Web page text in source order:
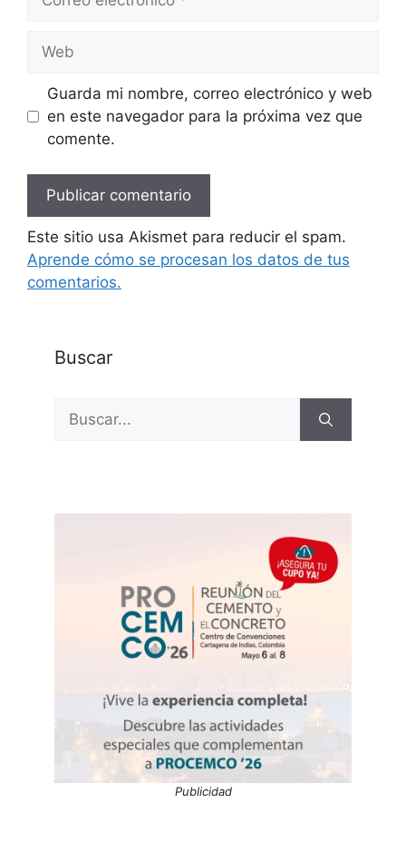
Web
Guarda mi nombre, correo electrónico y web
en este navegador para la próxima vez que
comente.
Este sitio usa Akismet para reducir el spam.
Aprende cómo se procesan los datos de tus
comentarios.
Buscar
Buscar:
Publicidad